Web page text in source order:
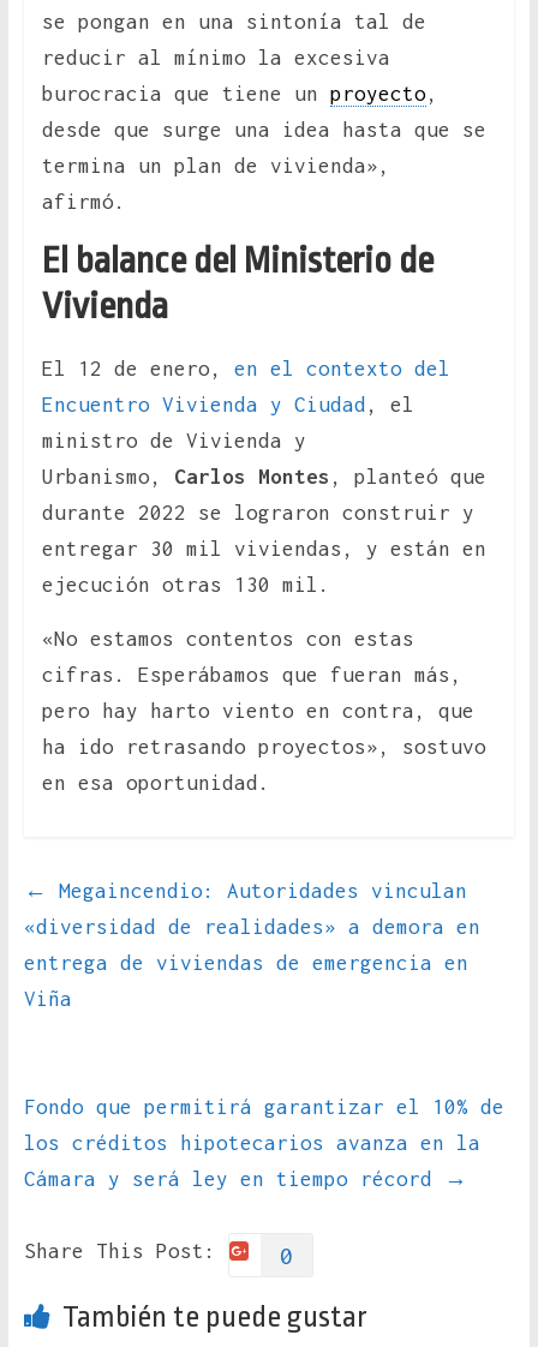
se pongan en una sintonía tal de
reducir al mínimo la excesiva
burocracia que tiene un proyecto,
desde que surge una idea hasta que se
termina un plan de vivienda»,
afirmó.
El balance del Ministerio de
Vivienda
El 12 de enero, en el contexto del
Encuentro Vivienda y Ciudad , el
ministro de Vivienda y
Urbanismo, Carlos Montes , planteó que
durante 2022 se lograron construir y
entregar 30 mil viviendas, y están en
ejecución otras 130 mil.
«No estamos contentos con estas
cifras. Esperábamos que fueran más,
pero hay harto viento en contra, que
ha ido retrasando proyectos», sostuvo
en esa oportunidad.
←
Megaincendio: Autoridades vinculan
«diversidad de realidades» a demora en
entrega de viviendas de emergencia en
Viña
Fondo que permitirá garantizar el 10% de
los créditos hipotecarios avanza en la
Cámara y será ley en tiempo récord
→
Share This Post: 0
También te puede gustar